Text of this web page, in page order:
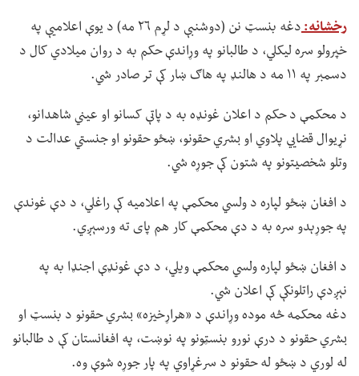
رخشانه:
دغه بنسټ نن (دوشنبې د لړم ۲۶ مه) د یوې اعلامیې په
خپرولو سره لیکلي، د طالبانو په وړاندې حکم به د روان میلادي کال د
دسمبر په ۱۱ مه د هالنډ په هاګ ښار کې تر صادر شي.
د محکمې د حکم د اعلان غونډه به د پاتې کسانو او عیني شاهدانو،
نړیوال قضايي پلاوي او بشري حقونو، ښځو حقونو او جنستي عدالت د
وتلو شخصیتونو په شتون کې جوړه شي.
د افغان ښځو لپاره د ولسي محکمې په اعلامیه کې راغلي، د دې غوندې
په جوړېدو سره به د دې محکمې کار هم پای ته ورسېږي.
د افغان ښځو لپاره ولسي محکمې ویلي، د دې غونډې اجنډا به په
نېږدې راتلونکې کې اعلان شي.
دغه محکمه څه موده وړاندې د «هراړخیزه» بشري حقونو د بنسټ او
بشري حقونو د درې نورو بنسټونو په نوښت، په افغانستان کې د طالبانو
له لوري د ښځو له حقونو د سرغړاوي په پار جوړه شوې وه.